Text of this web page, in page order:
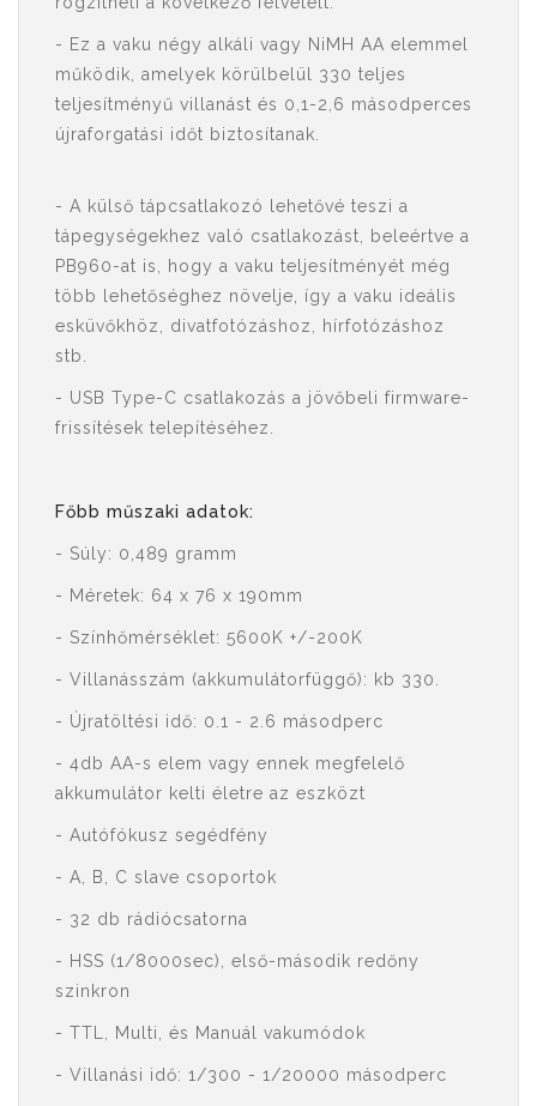
- Ez a vaku négy alkáli vagy NiMH AA elemmel
működik, amelyek körülbelül 330 teljes
teljesítményű villanást és 0,1-2,6 másodperces
újraforgatási időt biztosítanak.
- A külső tápcsatlakozó lehetővé teszi a
tápegységekhez való csatlakozást, beleértve a
PB960-at is, hogy a vaku teljesítményét még
több lehetőséghez növelje, így a vaku ideális
esküvőkhöz, divatfotózáshoz, hírfotózáshoz
stb.
- USB Type-C csatlakozás a jövőbeli firmware-
frissítések telepítéséhez.
Főbb műszaki adatok:
- Súly: 0,489 gramm
- Méretek: 64 x 76 x 190mm
- Színhőmérséklet: 5600K +/-200K
- Villanásszám (akkumulátorfüggő): kb 330.
- Újratöltési idő: 0.1 - 2.6 másodperc
- 4db AA-s elem vagy ennek megfelelő
akkumulátor kelti életre az eszközt
- Autófókusz segédfény
- A, B, C slave csoportok
- 32 db rádiócsatorna
- HSS (1/8000sec), első-második redőny
szinkron
- TTL, Multi, és Manuál vakumódok
- Villanási idő: 1/300 - 1/20000 másodperc